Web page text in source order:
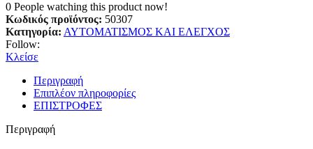
0 People watching this product now!
Κωδικός προϊόντος: 50307
Κατηγορία: ΑΥΤΟΜΑΤΙΣΜΟΣ ΚΑΙ ΕΛΕΓΧΟΣ
Follow:
Κλείσε
Περιγραφή
Επιπλέον πληροφορίες
ΕΠΙΣΤΡΟΦΕΣ
Περιγραφή